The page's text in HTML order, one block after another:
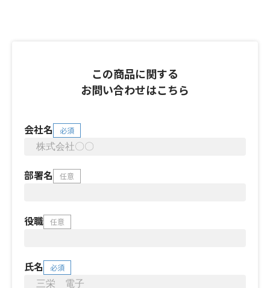
この商品に関する
お問い合わせはこちら
会社名 必須
部署名 任意
役職 任意
氏名 必須